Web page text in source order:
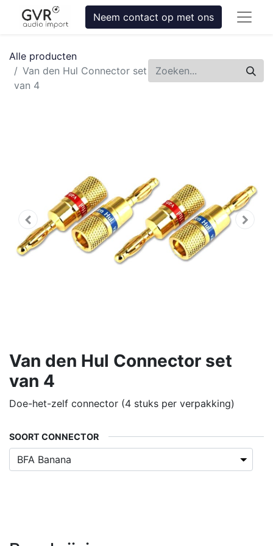
Neem contact op met ons
Alle producten
Van den Hul Connector set
van 4
Van den Hul Connector set
van 4
Doe-het-zelf connector (4 stuks per verpakking)
SOORT CONNECTOR